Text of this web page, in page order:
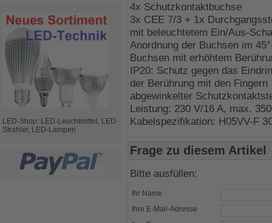
LED-Shop: LED-Leuchtmittel, LED-
Strahler, LED-Lampen
4x Schutzkontaktbuchse
3x CEE 7/3 + 1x
mit beleuchtetem Ein/Aus-
Anordnung der Buchsen im
Buchsen mit erhöhtem
IP20: Schutz gegen das
der Berührung mit den Fingern
abgewinkelter
Leistung: 230 V/16 A, max.
Kabelspezifikation: H05VV-F
Frage zu diesem Artikel
Bitte ausfüllen:
Ihr Name
Ihre E-Mail-Adresse